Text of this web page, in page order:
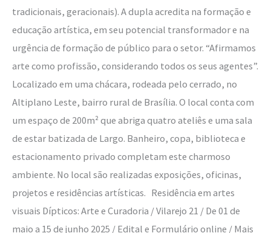
tradicionais, geracionais). A dupla acredita na formação e
educação artística, em seu potencial transformador e na
urgência de formação de público para o setor. “Afirmamos
arte como profissão, considerando todos os seus agentes”.
Localizado em uma chácara, rodeada pelo cerrado, no
Altiplano Leste, bairro rural de Brasília. O local conta com
um espaço de 200m² que abriga quatro ateliês e uma sala
de estar batizada de Largo. Banheiro, copa, biblioteca e
estacionamento privado completam este charmoso
ambiente. No local são realizadas exposições, oficinas,
projetos e residências artísticas. Residência em artes
visuais Dípticos: Arte e Curadoria / Vilarejo 21 / De 01 de
maio a 15 de junho 2025 / Edital e Formulário online / Mais